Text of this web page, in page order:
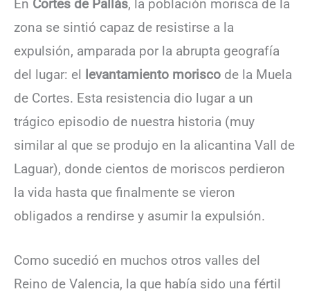
En Cortes de Pallás, la población morisca de la
zona se sintió capaz de resistirse a la
expulsión, amparada por la abrupta geografía
del lugar: el levantamiento morisco de la Muela
de Cortes. Esta resistencia dio lugar a un
trágico episodio de nuestra historia (muy
similar al que se produjo en la alicantina Vall de
Laguar), donde cientos de moriscos perdieron
la vida hasta que finalmente se vieron
obligados a rendirse y asumir la expulsión.
Como sucedió en muchos otros valles del
Reino de Valencia, la que había sido una fértil